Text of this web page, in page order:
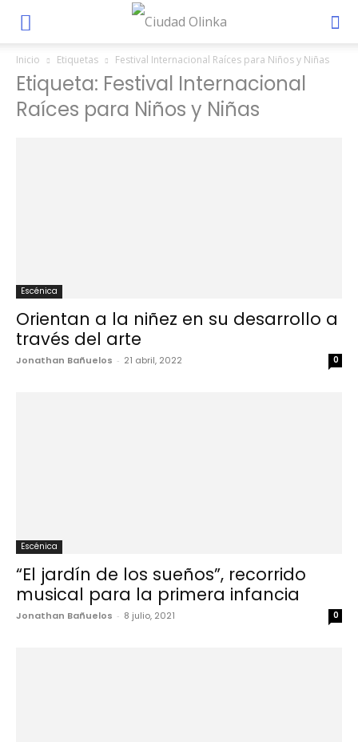
Inicio Etiquetas Festival Internacional Raíces para Niños y Niñas
Etiqueta: Festival Internacional
Raíces para Niños y Niñas
Escénica
Orientan a la niñez en su desarrollo a
través del arte
Jonathan Bañuelos - 21 abril, 2022 0
Escénica
“El jardín de los sueños”, recorrido
musical para la primera infancia
Jonathan Bañuelos - 8 julio, 2021 0